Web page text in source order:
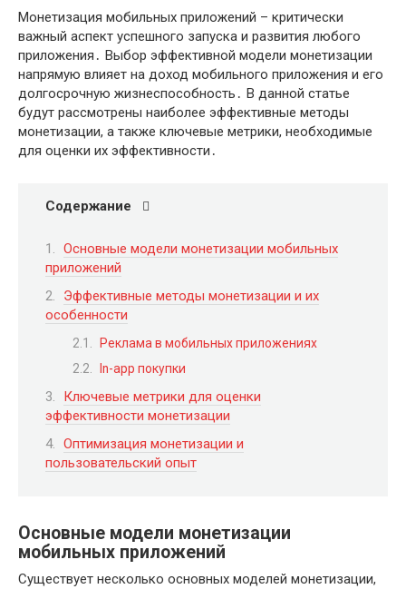
Монетизация мобильных приложений – критически
важный аспект успешного запуска и развития любого
приложения․ Выбор эффективной модели монетизации
напрямую влияет на доход мобильного приложения и его
долгосрочную жизнеспособность․ В данной статье
будут рассмотрены наиболее эффективные методы
монетизации, а также ключевые метрики, необходимые
для оценки их эффективности․
Содержание
Основные модели монетизации мобильных
приложений
Эффективные методы монетизации и их
особенности
Реклама в мобильных приложениях
In-app покупки
Ключевые метрики для оценки
эффективности монетизации
Оптимизация монетизации и
пользовательский опыт
Основные модели монетизации
мобильных приложений
Существует несколько основных моделей монетизации,